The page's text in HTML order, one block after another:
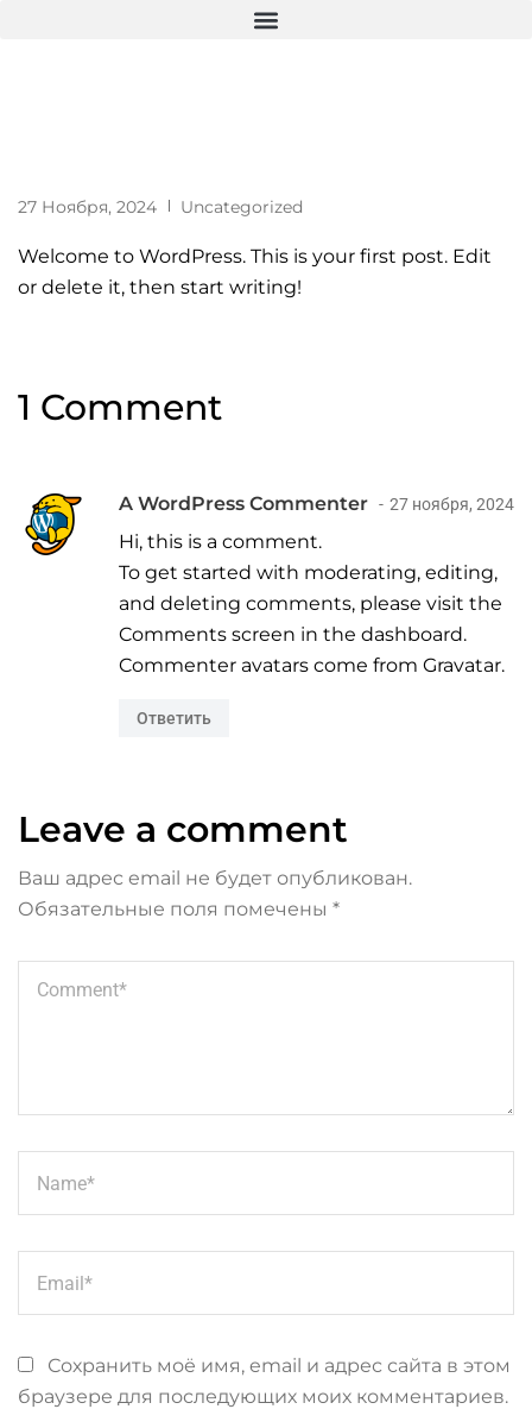
27 Ноября, 2024 Uncategorized
Welcome to WordPress. This is your first post. Edit
or delete it, then start writing!
1 Comment
A WordPress Commenter 27 ноября, 2024
Hi, this is a comment.
To get started with moderating, editing,
and deleting comments, please visit the
Comments screen in the dashboard.
Commenter avatars come from Gravatar.
Ответить
Leave a comment
Ваш адрес email не будет опубликован.
Обязательные поля помечены *
Сохранить моё имя, email и адрес сайта в этом
браузере для последующих моих комментариев.